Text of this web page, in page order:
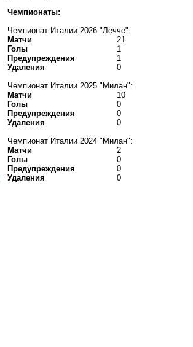
Чемпионаты:
Чемпионат Италии 2026 "Лечче":
Матчи
21
Голы
1
Предупреждения
1
Удаления
0
Чемпионат Италии 2025 "Милан":
Матчи
10
Голы
0
Предупреждения
0
Удаления
0
Чемпионат Италии 2024 "Милан":
Матчи
2
Голы
0
Предупреждения
0
Удаления
0